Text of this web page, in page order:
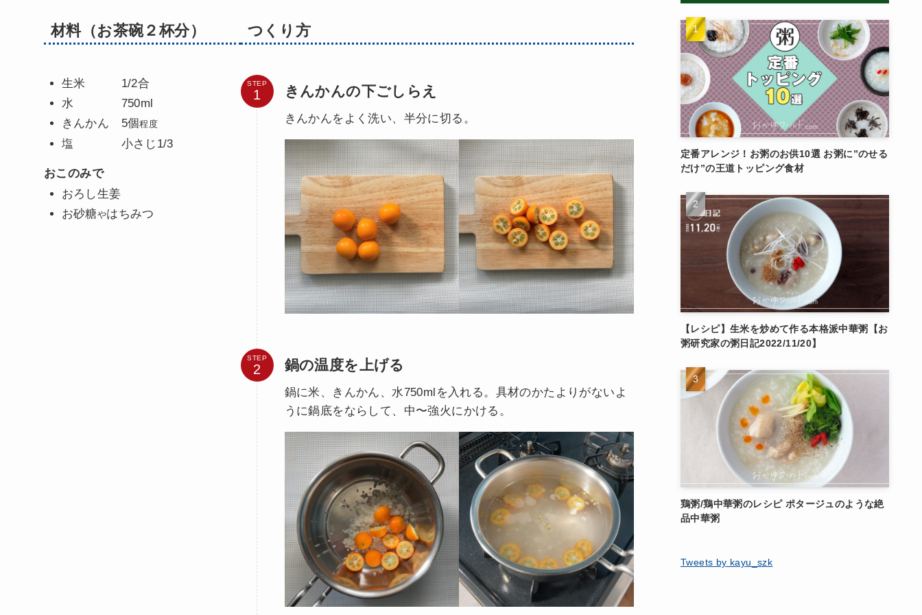
材料（お茶碗２杯分）
生米 1/2合
水 750ml
きんかん 5個程度
塩 小さじ1/3
おこのみで
おろし生姜
お砂糖やはちみつ
つくり方
STEP きんかんの下ごしらえ
きんかんをよく洗い、半分に切る。
STEP 鍋の温度を上げる
鍋に米、きんかん、水750mlを入れる。具材のかたよりがないよ
うに鍋底をならして、中〜強火にかける。
定番アレンジ！お粥のお供10選 お粥に”のせる
だけ”の王道トッピング食材
【レシピ】生米を炒めて作る本格派中華粥【お
粥研究家の粥日記2022/11/20】
鶏粥/鶏中華粥のレシピ ポタージュのような絶
品中華粥
Tweets by kayu_szk